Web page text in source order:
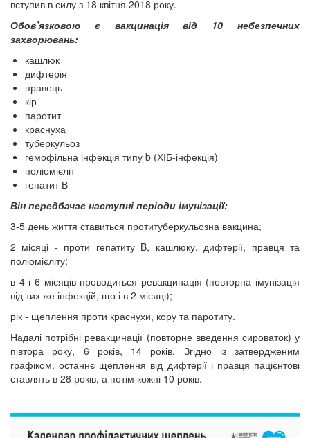
вступив в силу з 18 квітня 2018 року.
Обов’язковою є вакцинація від 10 небезпечних
захворювань:
кашлюк
дифтерія
правець
кір
паротит
краснуха
туберкульоз
гемофільна інфекція типу b (ХІБ-інфекція)
поліомієліт
гепатит В
Він передбачає наступні періоди імунізації:
3-5 день життя ставиться протитуберкульозна вакцина;
2 місяці - проти гепатиту B, кашлюку, дифтерії, правця та
поліомієліту;
в 4 і 6 місяців проводиться ревакцинація (повторна імунізація
від тих же інфекцій, що і в 2 місяці);
рік - щеплення проти краснухи, кору та паротиту.
Надалі потрібні ревакцинації (повторне введення сироваток) у
півтора року, 6 років, 14 років. Згідно із затвердженим
графіком, останнє щеплення від дифтерії і правця пацієнтові
ставлять в 28 років, а потім кожні 10 років.